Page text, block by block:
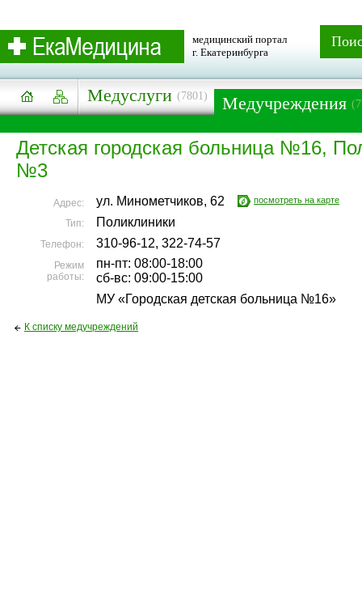
медицинский портал
г. Екатеринбурга
Медуслуги (7801) Медучреждения
Детская городская больница №16,
№3
Адрес: ул. Минометчиков, 62 посмотреть на карте
Тип: Поликлиники
Телефон: 310-96-12, 322-74-57
Режим
работы:
пн-пт: 08:00-18:00
сб-вс: 09:00-15:00
МУ «Городская детская больница №16»
К списку медучреждений